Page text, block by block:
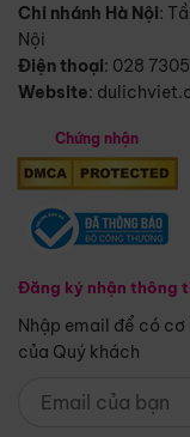
Chi nhánh Hà Nội:
Nội
Điện thoại: 028
Website:
Chứng nhận
Đăng ký nhận thông
Nhập email để có
của Quý khách